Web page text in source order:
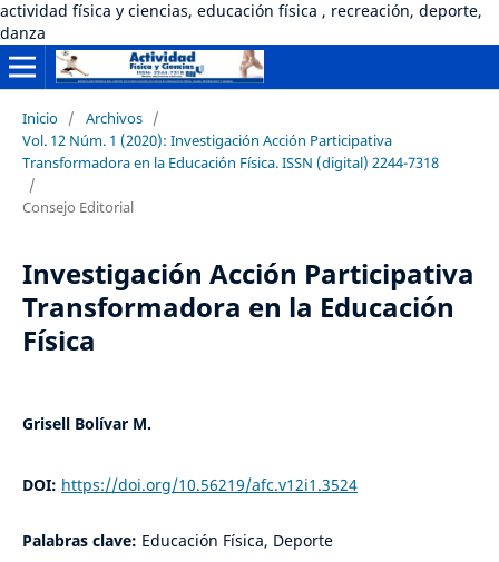
actividad física y ciencias, educación física , recreación, deporte,
danza
Inicio / Archivos /
Vol. 12 Núm. 1 (2020): Investigación Acción Participativa
Transformadora en la Educación Física. ISSN (digital) 2244-7318
/
Consejo Editorial
Investigación Acción Participativa
Transformadora en la Educación
Física
Grisell Bolívar M.
DOI: https://doi.org/10.56219/afc.v12i1.3524
Palabras clave: Educación Física, Deporte